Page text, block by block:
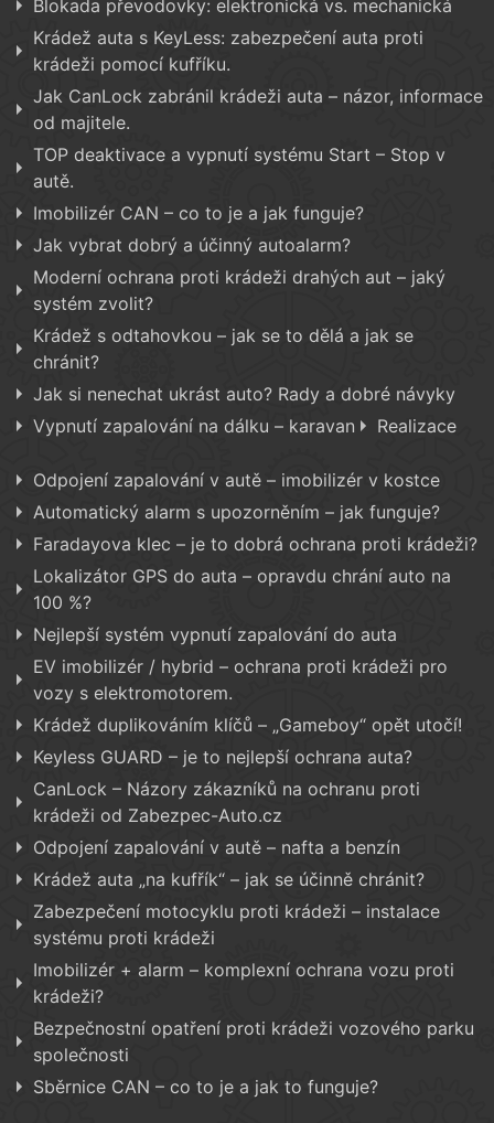
Blokada převodovky: elektronická vs. mechanická
Krádež auta s KeyLess: zabezpečení auta proti
krádeži pomocí kufříku.
Jak CanLock zabránil krádeži auta – názor, informace
od majitele.
TOP deaktivace a vypnutí systému Start – Stop v
autě.
Imobilizér CAN – co to je a jak funguje?
Jak vybrat dobrý a účinný autoalarm?
Moderní ochrana proti krádeži drahých aut – jaký
systém zvolit?
Krádež s odtahovkou – jak se to dělá a jak se
chránit?
Jak si nenechat ukrást auto? Rady a dobré návyky
Vypnutí zapalování na dálku – karavan
Realizace
Odpojení zapalování v autě – imobilizér v kostce
Automatický alarm s upozorněním – jak funguje?
Faradayova klec – je to dobrá ochrana proti krádeži?
Lokalizátor GPS do auta – opravdu chrání auto na
100 %?
Nejlepší systém vypnutí zapalování do auta
EV imobilizér / hybrid – ochrana proti krádeži pro
vozy s elektromotorem.
Krádež duplikováním klíčů – „Gameboy“ opět utočí!
Keyless GUARD – je to nejlepší ochrana auta?
CanLock – Názory zákazníků na ochranu proti
krádeži od Zabezpec-Auto.cz
Odpojení zapalování v autě – nafta a benzín
Krádež auta „na kufřík“ – jak se účinně chránit?
Zabezpečení motocyklu proti krádeži – instalace
systému proti krádeži
Imobilizér + alarm – komplexní ochrana vozu proti
krádeži?
Bezpečnostní opatření proti krádeži vozového parku
společnosti
Sběrnice CAN – co to je a jak to funguje?